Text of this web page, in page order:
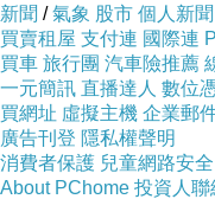
新聞 /氣象 股市 個人新
買賣租屋 支付連 國際連
買車 旅行團 汽車險推薦
一元簡訊 直播達人 數位
買網址 虛擬主機 企業郵
廣告刊登 隱私權聲明
消費者保護 兒童網路安全
About PChome 投資人聯